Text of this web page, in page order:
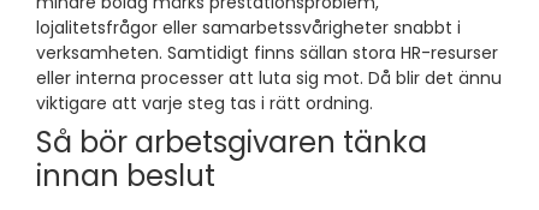
lojalitetsfrågor eller samarbetssvårigheter snabbt i
verksamheten. Samtidigt finns sällan stora HR-resurser
eller interna processer att luta sig mot. Då blir det ännu
viktigare att varje steg tas i rätt ordning.
Så bör arbetsgivaren tänka
innan beslut